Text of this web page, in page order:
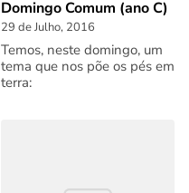
Domingo Comum (ano C)
29 de Julho, 2016
Temos, neste domingo, um
tema que nos põe os pés em
terra: